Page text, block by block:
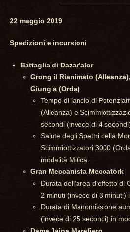
22 maggio 2019
Spedizioni e incursioni
Battaglia di Dazar'alor
Grong il Rianimato
Giungla (Orda)
Tempo di lancio di
(Alleanza) e
secondi (invece di 4
Salute degli Spettri della
Scimmiottizzatori 3000
modalità Mitica.
Gran Meccanista Meccatork
Durata dell’area d'effetto di
2 minuti (invece di 3 minuti)
Durata di Manomissione
(invece di 25 secondi) in